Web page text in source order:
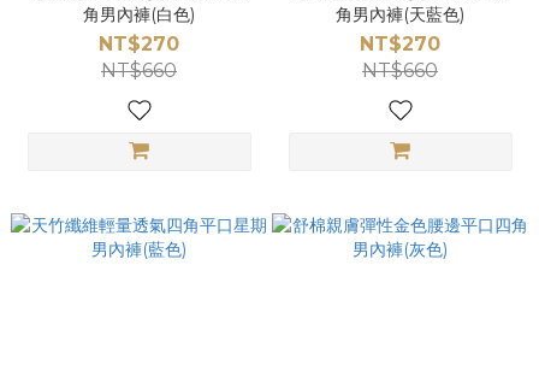
角男內褲(白色)
NT$270
NT$660
角男內褲(天藍色)
NT$270
NT$660